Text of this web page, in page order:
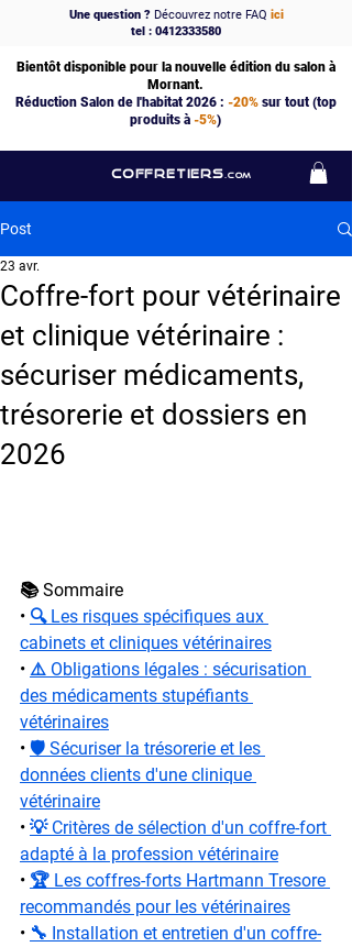
COFFRETIERS .COM
Une question ?Découvrez notre FAQ ici
tel : 0412333580
Bientôt disponible pour la nouvelle édition du salon à
Mornant.
Réduction Salon de l'habitat 2026 : -20%sur tout (top
produits à -5%)
Post
Coffre-fort pour vétérinaire
et clinique vétérinaire :
sécuriser médicaments,
trésorerie et dossiers en
2026
23 avr.
📚 Sommaire
• 🔍 Les risques spécifiques aux
cabinets et cliniques vétérinaires
• ⚠️ Obligations légales : sécurisation
des médicaments stupéfiants
vétérinaires
• 🛡️ Sécuriser la trésorerie et les
données clients d'une clinique
vétérinaire
• 💡 Critères de sélection d'un coffre-fort
adapté à la profession vétérinaire
• 🏆 Les coffres-forts Hartmann Tresore
recommandés pour les vétérinaires
• 🔧 Installation et entretien d'un coffre-